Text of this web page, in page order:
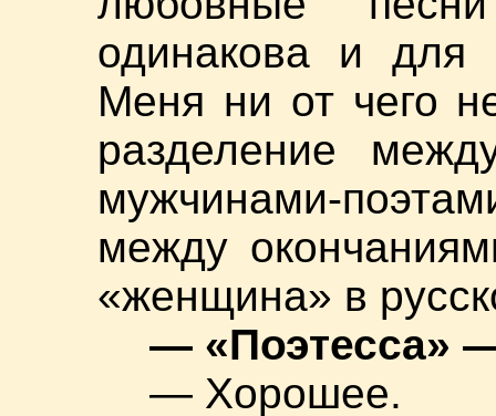
одинакова и
Меня ни от чего
разделение
мужчинами-
между
«женщина» в
— «Поэтесса»
— Хорошее.